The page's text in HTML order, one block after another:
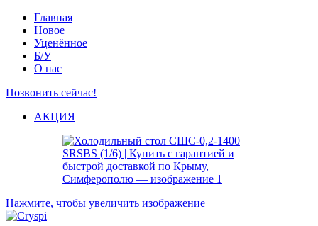
Главная
Новое
Уценённое
Б/У
О нас
Позвонить сейчас!
АКЦИЯ
Нажмите, чтобы увеличить изображение